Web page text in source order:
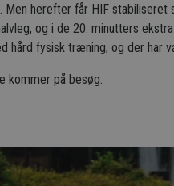
Men herefter får HIF
og i de 20. minutters
hård fysisk træning, og der har
kommer på besøg.